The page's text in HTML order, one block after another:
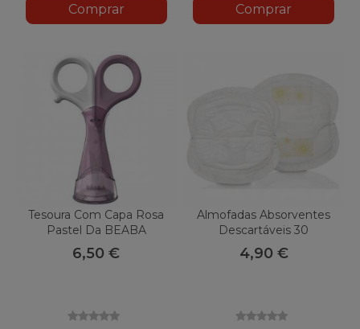
Comprar Comprar
Tesoura Com Capa Rosa
Pastel Da BEABA
6,50 €
Almofadas Absorventes
Descartáveis 30
Unidades De Medela
4,90 €